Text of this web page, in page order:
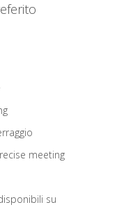
meeting
su